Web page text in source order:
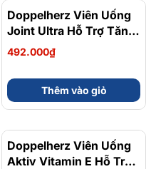
Doppelherz Viên Uống
Joint Ultra Hỗ Trợ Tăng
Cường Sức Khỏe Xương
Khớp Hộp 30 Viên
492.000₫
Thêm vào giỏ
Doppelherz Viên Uống
Aktiv Vitamin E Hỗ Trợ